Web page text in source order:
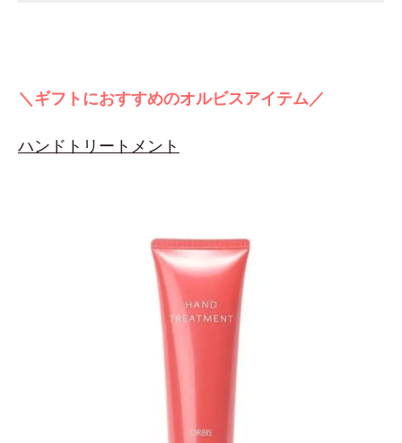
＼ギフトにおすすめのオルビスアイテム／
ハンドトリートメント